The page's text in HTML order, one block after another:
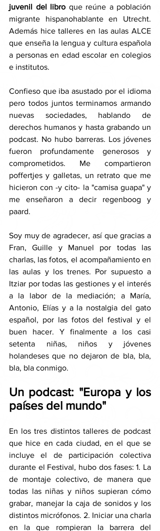
juvenil del libro que reúne a población
migrante hispanohablante en Utrecht.
Además hice talleres en las aulas ALCE
que enseña la lengua y cultura española
a personas en edad escolar en colegios
e institutos.
Confieso que iba asustado por el idioma
pero todos juntos terminamos armando
nuevas sociedades, hablando de
derechos humanos y hasta grabando un
podcast. No hubo barreras. Los jóvenes
fueron profundamente generosos y
comprometidos. Me compartieron
poffertjes y galletas, un retrato que me
hicieron con -y cito- la "camisa guapa" y
me enseñaron a decir regenboog y
paard.
Soy muy de agradecer, así que gracias a
Fran, Guille y Manuel por todas las
charlas, las fotos, el acompañamiento en
las aulas y los trenes. Por supuesto a
Itziar por todas las gestiones y el interés
a la labor de la mediación; a María,
Antonio, Elías y a la nostalgia del gato
español, por las fotos del festival y el
buen hacer. Y finalmente a los casi
setenta niñas, niños y jóvenes
holandeses que no dejaron de bla, bla,
bla, bla conmigo.
Un podcast: "Europa y los
países del mundo"
En los tres distintos talleres de podcast
que hice en cada ciudad, en el que se
incluye el de participación colectiva
durante el Festival, hubo dos fases: 1. La
de montaje colectivo, de manera que
todas las niñas y niños supieran cómo
grabar, manejar la caja de sonidos y los
distintos micrófonos. 2. Iniciar una charla
en la que rompieran la barrera del